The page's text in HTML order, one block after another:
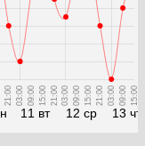
21:00
11 вт
03:00 09:00 15:00 21:00
12 ср
03:00 09:00 15:00 21:00
13 чт
03:00 09:00 15:00